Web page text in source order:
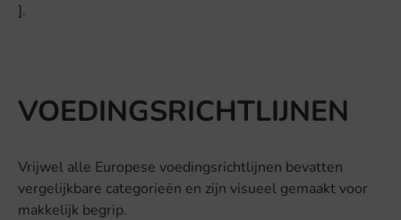
].
VOEDINGSRICHTLIJNEN
Vrijwel alle Europese voedingsrichtlijnen bevatten
vergelijkbare categorieën en zijn visueel gemaakt voor
makkelijk begrip.